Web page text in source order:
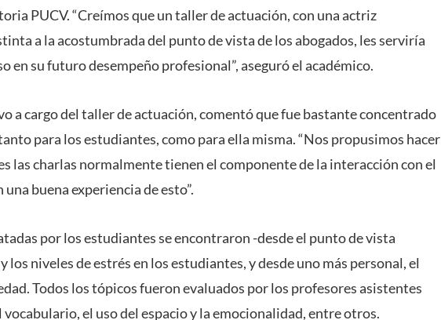
PUCV. “Creímos que un taller de actuación, con una actriz
a la acostumbrada del punto de vista de los abogados, les serviría
en su futuro desempeño profesional”, aseguró el académico.
a cargo del taller de actuación, comentó que fue bastante concentrado
para los estudiantes, como para ella misma. “Nos propusimos hacer
las charlas normalmente tienen el componente de la interacción con el
buena experiencia de esto”.
por los estudiantes se encontraron -desde el punto de vista
los niveles de estrés en los estudiantes, y desde uno más personal, el
Todos los tópicos fueron evaluados por los profesores asistentes
el uso del espacio y la emocionalidad, entre otros.